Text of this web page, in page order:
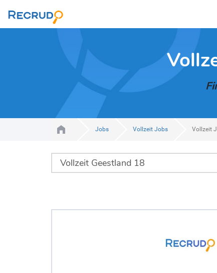
Jobs Vollzeit Jobs Vollzeit